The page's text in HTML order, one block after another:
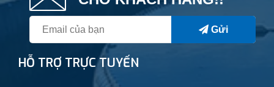
Gửi
HỖ TRỢ TRỰC TUYẾN